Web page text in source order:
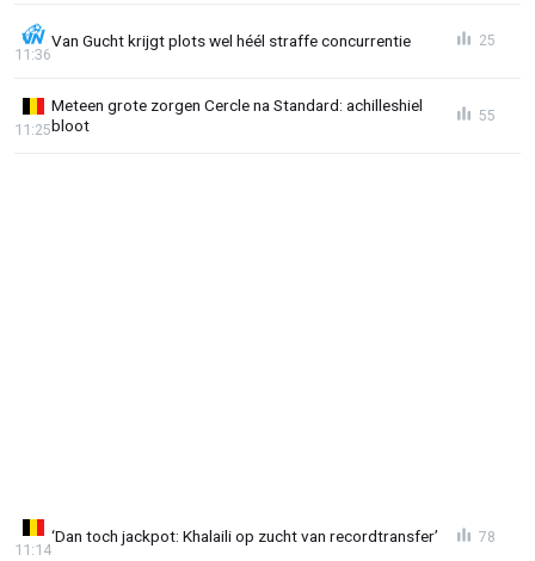
Van Gucht krijgt plots wel héél straffe concurrentie
11:36
25
Meteen grote zorgen Cercle na Standard: achilleshiel
bloot
11:25
55
‘Dan toch jackpot: Khalaili op zucht van recordtransfer’
11:14
78